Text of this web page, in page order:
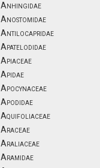
Anhingidae
Anostomidae
Antilocapridae
Apatelodidae
Apiaceae
Apidae
Apocynaceae
Apodidae
Aquifoliaceae
Araceae
Araliaceae
Aramidae